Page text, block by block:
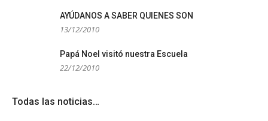
AYÚDANOS A SABER QUIENES SON
13/12/2010
Papá Noel visitó nuestra Escuela
22/12/2010
Todas las noticias…